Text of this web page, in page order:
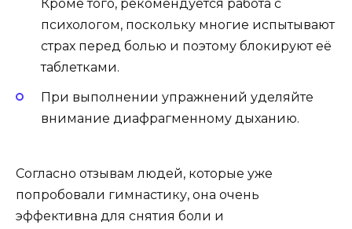
Кроме того, рекомендуется работа с
психологом, поскольку многие испытывают
страх перед болью и поэтому блокируют её
таблетками.
При выполнении упражнений уделяйте
внимание диафрагменному дыханию.
Согласно отзывам людей, которые уже
попробовали гимнастику, она очень
эффективна для снятия боли и